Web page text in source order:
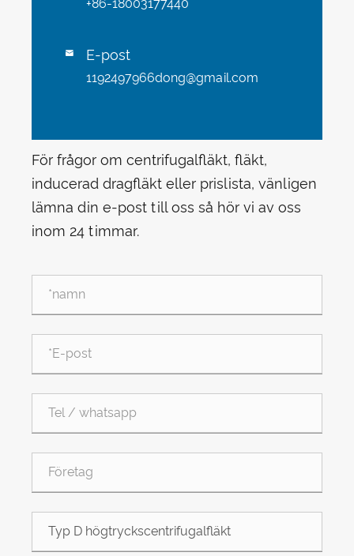
+86-18003177440
 E-post
1192497966dong@gmail.com
För frågor om centrifugalfläkt, fläkt,
inducerad dragfläkt eller prislista, vänligen
lämna din e-post till oss så hör vi av oss
inom 24 timmar.